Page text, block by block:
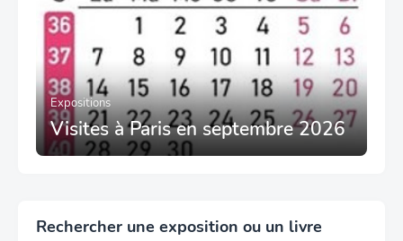
Expositions
Visites à Paris en septembre 2026
Rechercher une exposition ou un livre